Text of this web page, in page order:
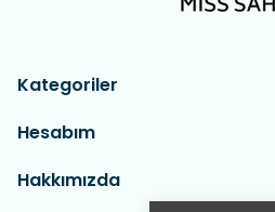
Kategoriler
Hesabım
Hakkımızda